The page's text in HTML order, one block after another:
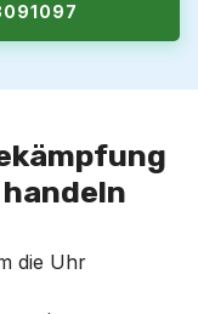
die Uhr